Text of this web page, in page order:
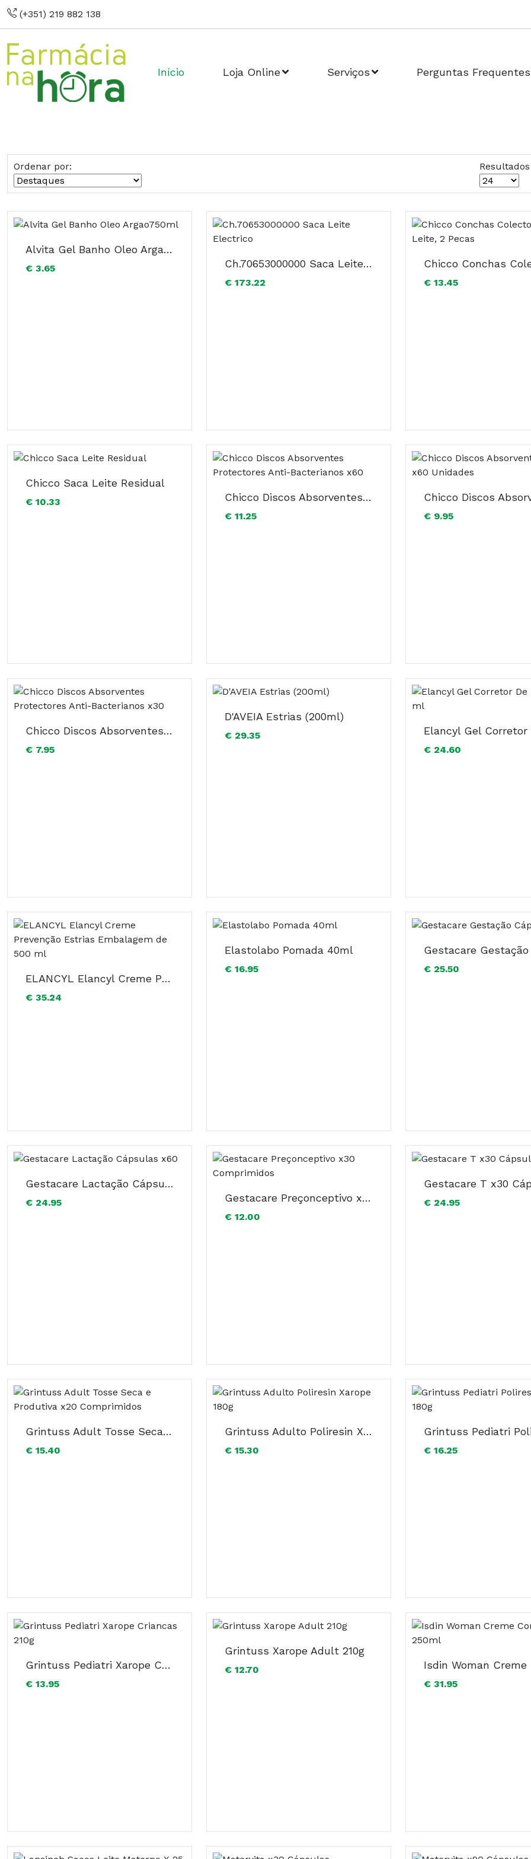
(+351) 219 882 138
Início Loja Online Serviços Perguntas Frequentes
Ordenar por:
Alvita Gel Banho Oleo Argao750ml
€ 3.65 Ch.70653000000 Saca Leite Electrico
€ 173.22 € 13.45
Chicco Saca Leite Residual
€ 10.33 Chicco Discos Absorventes Protectores Anti-Bacterianos x60
€ 11.25 € 9.95
Chicco Discos Absorventes Protectores Anti-Bacterianos x30
€ 7.95
D'AVEIA Estrias (200ml)
€ 29.35
€ 24.60
ELANCYL Elancyl Creme Prevenção Estrias Embalagem de 500 ml
€ 35.24
Elastolabo Pomada 40ml
€ 16.95 € 25.50
Gestacare Lactação Cápsulas x60
€ 24.95 Gestacare Preçonceptivo x30 Comprimidos
€ 12.00
Gestacare T x30
€ 24.95
Grintuss Adult Tosse Seca e Produtiva x20 Comprimidos
€ 15.40
Grintuss Adulto Poliresin Xarope 180g
€ 15.30 € 16.25
Grintuss Pediatri Xarope Criancas 210g
€ 13.95
Grintuss Xarope Adult 210g
€ 12.70
€ 31.95